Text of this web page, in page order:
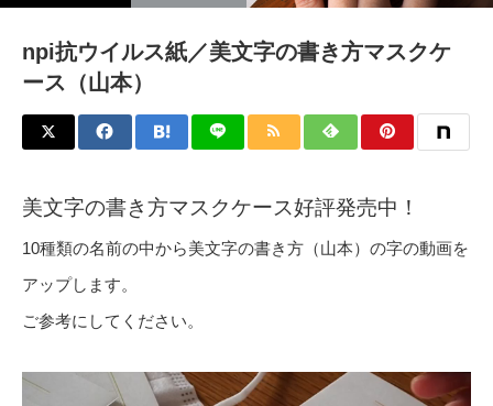
npi抗ウイルス紙／美文字の書き方マスクケ
ース（山本）
美文字の書き方マスクケース好評発売中！
10種類の名前の中から美文字の書き方（山本）の字の動画を
アップします。
ご参考にしてください。
動